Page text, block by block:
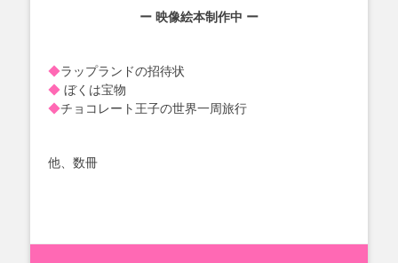
ー 映像絵本制作中 ー
◆ラップランドの招待状
◆ ぼくは宝物
◆チョコレート王子の世界一周旅行
他、数冊